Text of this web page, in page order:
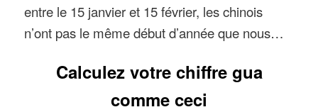
entre le 15 janvier et 15 février, les chinois
n’ont pas le même début d’année que nous…
Calculez votre chiffre gua
comme ceci